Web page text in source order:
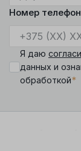
Номер
Я даю
данных и
обработкой*